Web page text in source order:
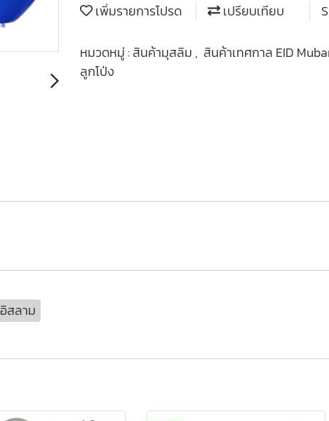
เพิ่มรายการโปรด เปรียบเทียบ
หมวดหมู่ :สินค้ามุสลิม , สินค้าเทศกาล EID
ลูกโป่ง
อิสลาม